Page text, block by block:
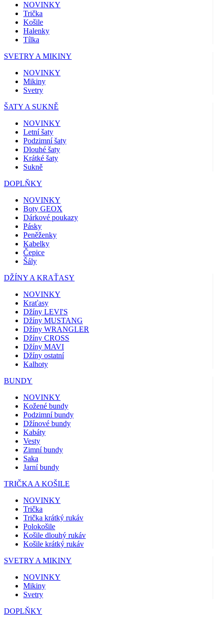
NOVINKY
Trička
Košile
Halenky
Tílka
SVETRY A MIKINY
NOVINKY
Mikiny
Svetry
ŠATY A SUKNĚ
NOVINKY
Letní šaty
Podzimní šaty
Dlouhé šaty
Krátké šaty
Sukně
DOPLŇKY
NOVINKY
Boty GEOX
Dárkové poukazy
Pásky
Peněženky
Kabelky
Čepice
Šály
DŽÍNY A KRAŤASY
NOVINKY
Kraťasy
Džíny LEVI'S
Džíny MUSTANG
Džíny WRANGLER
Džíny CROSS
Džíny MAVI
Džíny ostatní
Kalhoty
BUNDY
NOVINKY
Kožené bundy
Podzimní bundy
Džínové bundy
Kabáty
Vesty
Zimní bundy
Saka
Jarní bundy
TRIČKA A KOŠILE
NOVINKY
Trička
Trička krátký rukáv
Polokošile
Košile dlouhý rukáv
Košile krátký rukáv
SVETRY A MIKINY
NOVINKY
Mikiny
Svetry
DOPLŇKY